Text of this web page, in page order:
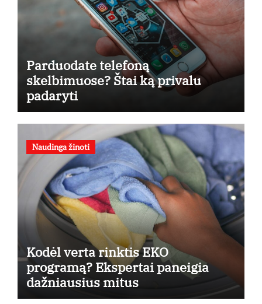
Parduodate telefoną
skelbimuose? Štai ką privalu
padaryti
Naudinga žinoti
Kodėl verta rinktis EKO
programą? Ekspertai paneigia
dažniausius mitus